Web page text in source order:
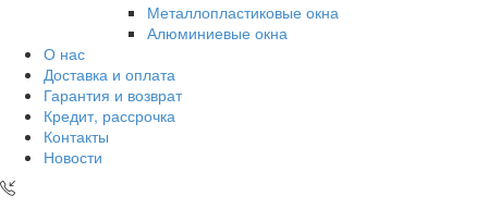
Металлопластиковые окна
Алюминиевые окна
О нас
Доставка и оплата
Гарантия и возврат
Кредит, рассрочка
Контакты
Новости